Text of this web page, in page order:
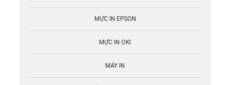
MỰC IN EPSON
MỰC IN OKI
MÁY IN